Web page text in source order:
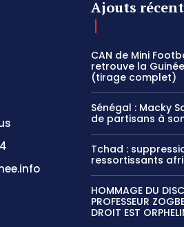
Ajouts
CAN de Mini
retrouve la
(tirage complet)
Sénégal : Macky
de partisans à
Tchad :
ressortissants
HOMMAGE DU
PROFESSEUR
DROIT EST